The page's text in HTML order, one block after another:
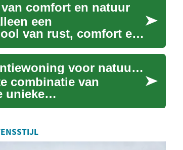
comfort en natuur
een
van rust, comfort en
Houten chalets: De ultieme vakantiewoning voor natuurliefhebbers
combinatie van
unieke